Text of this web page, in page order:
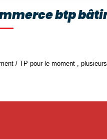
btp
/ TP pour le moment ,